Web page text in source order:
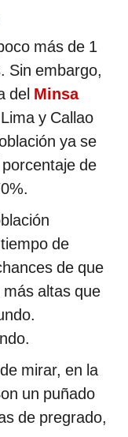
más de 1
Sin embargo,
del Minsa
y Callao
ya se
de
de
de que
altas que
mirar, en la
un puñado
de pregrado,